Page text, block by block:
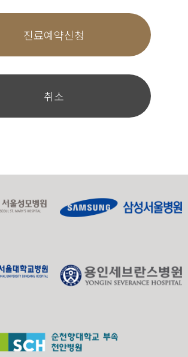
하에 대한 정보를 저장하고 수시로 찾아
를 사용합니다. 쿠키는 웹사이트가
브라우저(넷스케이프, 인터넷 익스플로러
소량의 정보입니다. 귀하께서 웹사이트
내용을 읽고, 귀하의 추가정보를 귀하의
아 접속에 따른 성명 등의 추가 입력 없이
수 있습니다.
컴퓨터는 식별하지만 귀하를 개인적으로
니면 모든 쿠키를 거부할 수 있는 선택권
사용 목적 : 이용자의 접속 빈도나 방문 시
분석, 이용자의 취향과 관심분야를 파악
거부 방법 : 쿠키 설정을 거부하는 방법
귀하가 사용하는 웹 브라우저의 옵션을 선
법 예시 : 인터넷 익스플로어의 경우 → 웹
저 상단의 도구 > 인터넷 옵션 > 개인정보
진료예약신청
취소